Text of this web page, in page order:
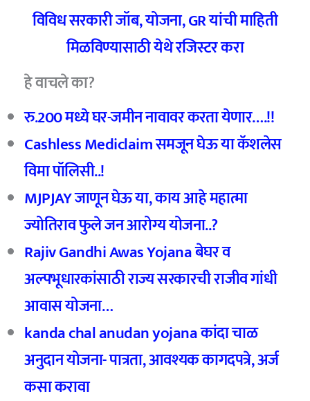
विविध सरकारी जॉब, योजना, GR यांची माहिती
मिळविण्यासाठी येथे रजिस्टर करा
हे वाचले का?
रु.200 मध्ये घर-जमीन नावावर करता येणार….!!
Cashless Mediclaimसमजून घेऊ या कॅशलेस
विमा पॉलिसी..!
MJPJAYजाणून घेऊ या,काय आहे महात्मा
ज्योतिराव फुले जन आरोग्य योजना..?
Rajiv Gandhi Awas Yojanaबेघर व
अल्पभूधारकांसाठी राज्य सरकारची राजीव गांधी
आवास योजना…
kanda chal anudan yojanaकांदा चाळ
अनुदान योजना- पात्रता,आवश्यक कागदपत्रे,अर्ज
कसा करावा